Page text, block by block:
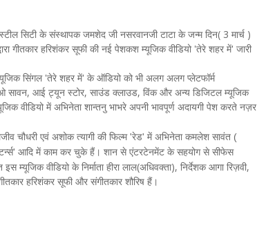
सिटी के संस्थापक जमशेद जी नसरवानजी टाटा के जन्म दिन( 3 मार्च )
गीतकार हरिशंकर सूफी की नई पेशकश म्यूजिक वीडियो 'तेरे शहर में' जारी
सिंगल 'तेरे शहर में' के ऑडियो को भी अलग अलग प्लेटफॉर्म
सावन, आई ट्यून स्टोर, साउंड क्लाउड, विंक और अन्य डिजिटल म्यूजिक
वीडियो में अभिनेता शान्तनु भाभरे अपनी भावपूर्ण अदायगी पेश करते नज़र
चौधरी एवं अशोक त्यागी की फिल्म 'रेड' मेंअभिनेता कमलेश सावंत (
आदि मेंकाम कर चुके हैं। शान से एंटरटेनमेंट के सहयोग से सीफेस
वीडियो के निर्माता हीरा लाल(अधिवक्ता), निर्देशक आगा रिज़वी,
हरिशंकर सूफी और संगीतकार शौरिष हैं।